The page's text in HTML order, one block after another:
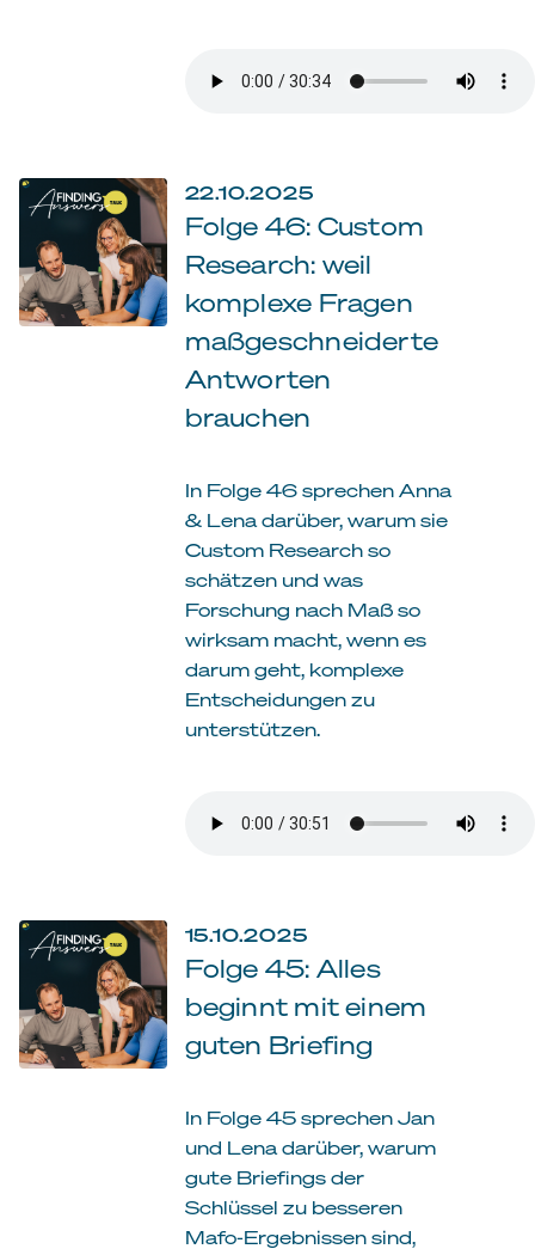
22.10.2025
Folge 46: Custom
Research: weil
komplexe Fragen
maßgeschneiderte
Antworten
brauchen
In Folge 46 sprechen Anna
& Lena darüber, warum sie
Custom Research so
schätzen und was
Forschung nach Maß so
wirksam macht, wenn es
darum geht, komplexe
Entscheidungen zu
unterstützen.
15.10.2025
Folge 45: Alles
beginnt mit einem
guten Briefing
In Folge 45 sprechen Jan
und Lena darüber, warum
gute Briefings der
Schlüssel zu besseren
Mafo-Ergebnissen sind,